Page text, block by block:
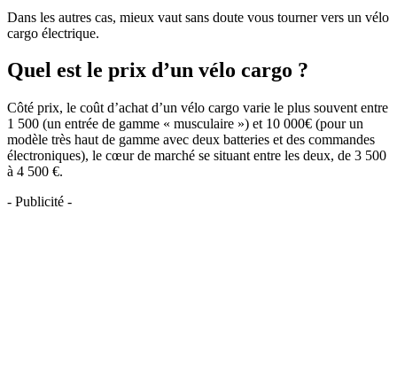
Dans les autres cas, mieux vaut sans doute vous tourner vers un vélo
cargo électrique.
Quel est le prix d’un vélo cargo ?
Côté prix, le coût d’achat d’un vélo cargo varie le plus souvent entre
1 500 (un entrée de gamme « musculaire ») et 10 000€ (pour un
modèle très haut de gamme avec deux batteries et des commandes
électroniques), le cœur de marché se situant entre les deux, de 3 500
à 4 500 €.
- Publicité -